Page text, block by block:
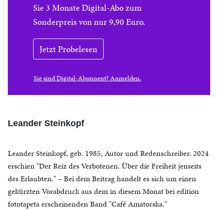
Sie 3 Monate Digital-Abo zum
Sonderpreis von nur 9,90 Euro.
Jetzt Probelesen
Sie sind Digital-Abonnent? Anmelden.
Leander Steinkopf
Leander Steinkopf, geb. 1985, Autor und Redenschreiber. 2024
erschien "Der Reiz des Verbotenen. Über die Freiheit jenseits
des Erlaubten." – Bei dem Beitrag handelt es sich um einen
gekürzten Vorabdruck aus dem in diesem Monat bei edition
fototapeta erscheinenden Band "Café Amatorska."